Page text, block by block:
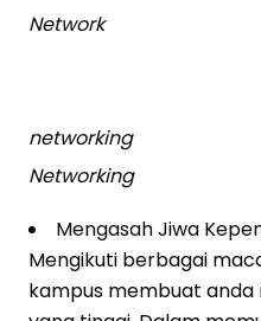
Network
networking
Networking
Mengasah Jiwa
Mengikuti berbagai
kampus membuat anda